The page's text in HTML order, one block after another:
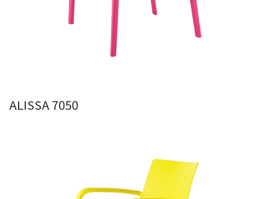
ALISSA 7050